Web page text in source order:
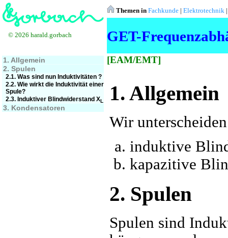
Themen in Fachkunde | Elektrotechnik
GET-
[EAM/EMT]
© 2026 harald.gorbach
1. Allgemein
2. Spulen
2.1. Was sind nun Induktivitäten ?
2.2. Wie wirkt die Induktivität einer
Spule?
2.3. Induktiver Blindwiderstand XL
3. Kondensatoren
1. Allgemein
Wir
induktive
kapazitive
2. Spulen
Spulen sind